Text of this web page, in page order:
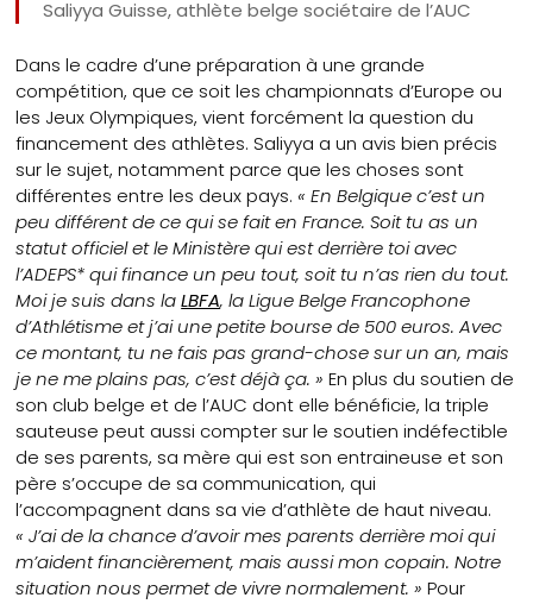
Saliyya Guisse, athlète belge sociétaire de l’AUC
Dans le cadre d’une préparation à une grande
compétition, que ce soit les championnats d’Europe ou
les Jeux Olympiques, vient forcément la question du
financement des athlètes. Saliyya a un avis bien précis
sur le sujet, notamment parce que les choses sont
différentes entre les deux pays.« En Belgique c’est un
peu différent de ce qui se fait en France. Soit tu as un
statut officiel et le Ministère qui est derrière toi avec
l’ADEPS* qui finance un peu tout, soit tu n’as rien du tout.
Moi je suis dans laLBFA, la Ligue Belge Francophone
d’Athlétisme et j’ai une petite bourse de 500 euros. Avec
ce montant, tu ne fais pas grand-chose sur un an, mais
je ne me plains pas, c’est déjà ça. » En plus du soutien de
son club belge et de l’AUC dont elle bénéficie, la triple
sauteuse peut aussi compter sur le soutien indéfectible
de ses parents, sa mère qui est son entraineuse et son
père s’occupe de sa communication, qui
l’accompagnent dans sa vie d’athlète de haut niveau.
« J’ai de la chance d’avoir mes parents derrière moi qui
m’aident financièrement, mais aussi mon copain. Notre
situation nous permet de vivre normalement. » Pour